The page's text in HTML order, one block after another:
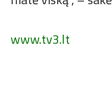
www.tv3.lt